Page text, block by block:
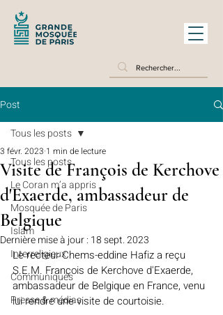
Post
Tous les posts
Le Coran m’a appris
Mosquée de Paris
Islam
Interreligieux
Communiqués
Presse & médias
Tous les posts
Visite de François de Kerchove
d'Exaerde, ambassadeur de
Belgique
3 févr. 2023 1 min de lecture
Dernière mise à jour : 18 sept. 2023
Le recteur Chems-eddine Hafiz a reçu
S.E.M. François de Kerchove d'Exaerde,
ambassadeur de Belgique en France, venu
lui rendre une visite de courtoisie.